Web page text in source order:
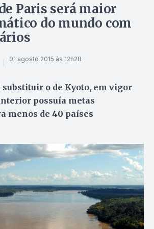
Paris será maior
do mundo com
01 agosto 2015 às 12h28
o de Kyoto, em vigor
possuía metas
menos de 40 países